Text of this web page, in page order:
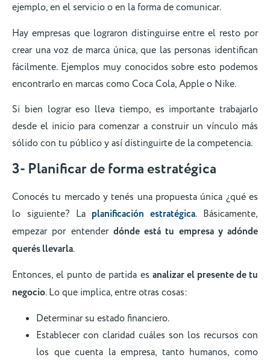
ejemplo, en el servicio o en la forma de comunicar.
Hay empresas que lograron distinguirse entre el resto por
crear una voz de marca única, que las personas identifican
fácilmente. Ejemplos muy conocidos sobre esto podemos
encontrarlo en marcas como Coca Cola, Apple o Nike.
Si bien lograr eso lleva tiempo, es importante trabajarlo
desde el inicio para comenzar a construir un vínculo más
sólido con tu público y así distinguirte de la competencia.
3- Planificar de forma estratégica
Conocés tu mercado y tenés una propuesta única ¿qué es
lo siguiente? La planificación estratégica. Básicamente,
empezar por entender dónde está tu empresa y adónde
querés llevarla.
Entonces, el punto de partida es analizar el presente de tu
negocio. Lo que implica, entre otras cosas:
Determinar su estado financiero.
Establecer con claridad cuáles son los recursos con
los que cuenta la empresa, tanto humanos, como